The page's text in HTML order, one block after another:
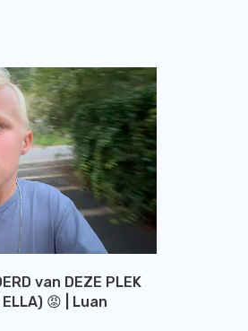
van DEZE PLEK
ELLA) 😡 | Luan